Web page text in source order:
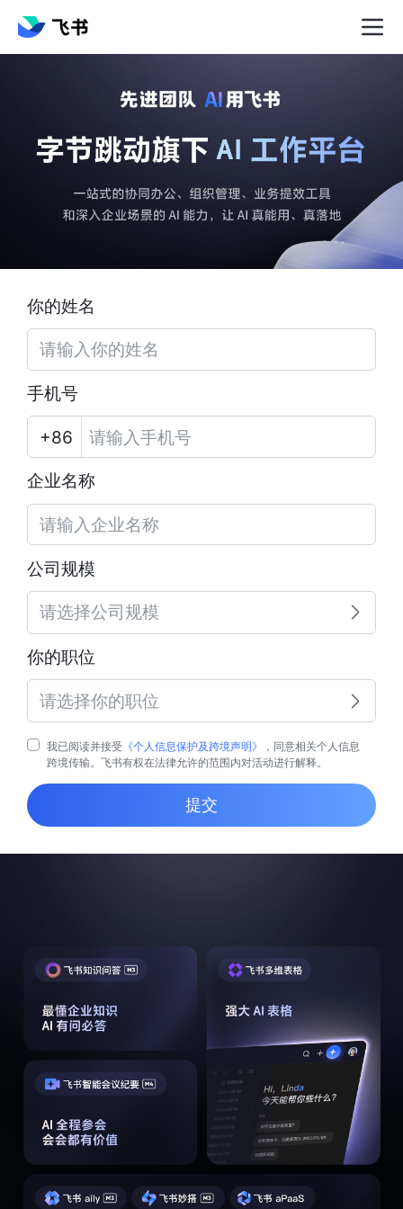
你的姓名
手机号
企业名称
公司规模
请选择公司规模
你的职位
请选择你的职位
我已阅读并接受 《个人信息保护及跨境声明》
，同意相关个人信息
跨境传输。飞书有权在法律允许的范围内对活动进行解释。
提交